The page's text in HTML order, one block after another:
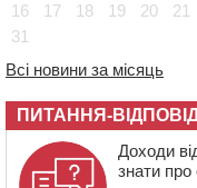
мопедом: двоє
09:42
670 тис грн
08:20 Обрано
16
17 18 19 20 21
31
Всі новини за місяць
ПИТАННЯ-
Доходи
знати про